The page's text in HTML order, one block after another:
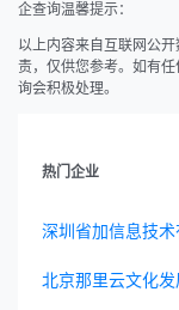
企查询温馨提示：
以上内容来自互联网公
责，仅供您参考。如有
询会积极处理。
热门企业
深圳省加信息技术
北京那里云文化发